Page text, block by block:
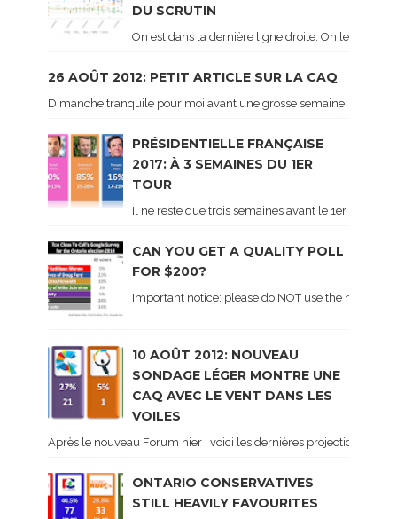
DU SCRUTIN
On est dans la dernière ligne droite. On le sait
26 AOÛT 2012: PETIT ARTICLE SUR LA CAQ
Dimanche tranquile pour moi avant une grosse semaine. Voici
PRÉSIDENTIELLE FRANÇAISE
2017: À 3 SEMAINES DU 1ER
TOUR
Il ne reste que trois semaines avant le 1er tour de
CAN YOU GET A QUALITY POLL
FOR $200?
Important notice: please do NOT use the
10 AOÛT 2012: NOUVEAU
SONDAGE LÉGER MONTRE UNE
CAQ AVEC LE VENT DANS LES
VOILES
Après le nouveau Forum hier , voici les dernières projections
ONTARIO CONSERVATIVES
STILL HEAVILY FAVOURITES